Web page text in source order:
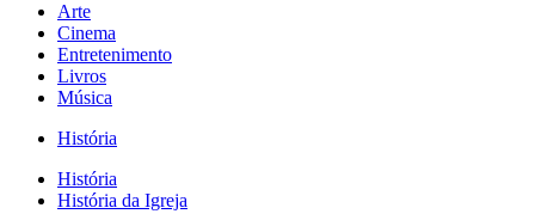
Arte
Cinema
Entretenimento
Livros
Música
História
História
História da Igreja